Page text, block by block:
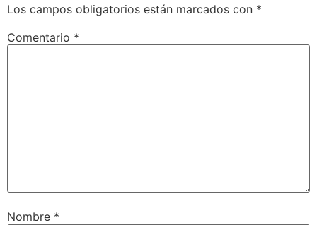
Los campos obligatorios están marcados con *
Comentario *
Nombre *